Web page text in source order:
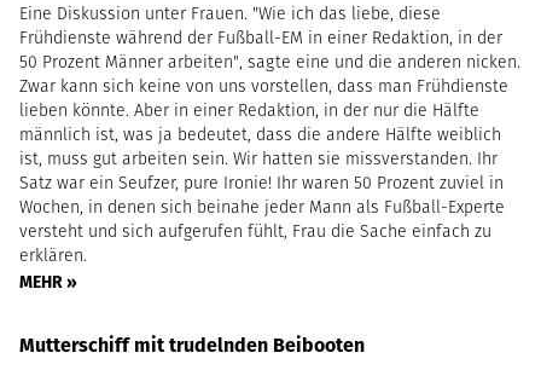
Eine Diskussion unter Frauen. "Wie ich das liebe, diese
Frühdienste während der Fußball-EM in einer Redaktion, in der
50 Prozent Männer arbeiten", sagte eine und die anderen nicken.
Zwar kann sich keine von uns vorstellen, dass man Frühdienste
lieben könnte. Aber in einer Redaktion, in der nur die Hälfte
männlich ist, was ja bedeutet, dass die andere Hälfte weiblich
ist, muss gut arbeiten sein. Wir hatten sie missverstanden. Ihr
Satz war ein Seufzer, pure Ironie! Ihr waren 50 Prozent zuviel in
Wochen, in denen sich beinahe jeder Mann als Fußball-Experte
versteht und sich aufgerufen fühlt, Frau die Sache einfach zu
erklären.
MEHR »
Mutterschiff mit trudelnden Beibooten